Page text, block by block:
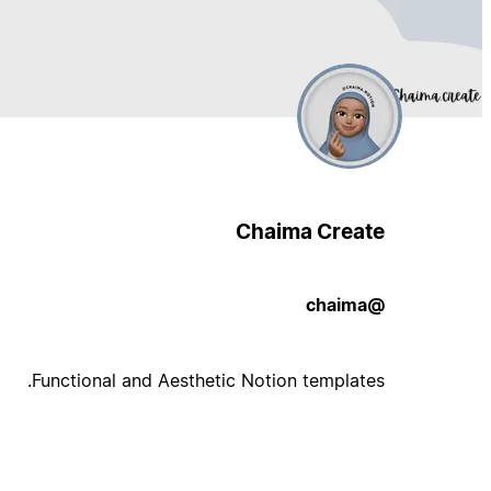
Chaima Create
@chaima
Functional and Aesthetic Notion templates.